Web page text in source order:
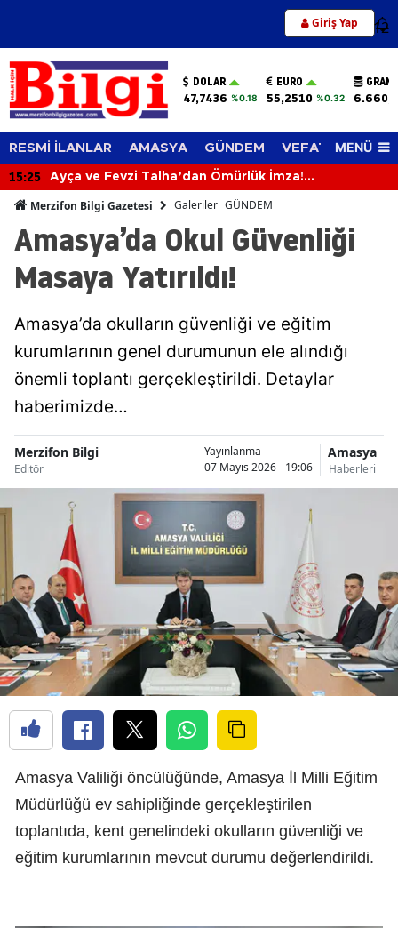
Giriş Yap 12
DOLAR
47,7436 %0.18
EURO
55,2510 %0.32
RESMİ İLANLAR AMASYA GÜNDEM VEFAT EDENLER
MENÜ
15:25
Ayça ve Fevzi Talha’dan Ömürlük İmza!
Merzifon Bilgi Gazetesi Galeriler GÜNDEM
Amasya’da Okul Güvenliği
Masaya Yatırıldı!
Amasya’da okulların güvenliği ve eğitim
kurumlarının genel durumunun ele alındığı
önemli toplantı gerçekleştirildi. Detaylar
haberimizde…
Merzifon Bilgi
Editör
Yayınlanma
07 Mayıs 2026 - 19:06
Amasya
Haberleri
Amasya Valiliği öncülüğünde, Amasya İl Milli Eğitim
Müdürlüğü ev sahipliğinde gerçekleştirilen
toplantıda, kent genelindeki okulların güvenliği ve
eğitim kurumlarının mevcut durumu değerlendirildi.